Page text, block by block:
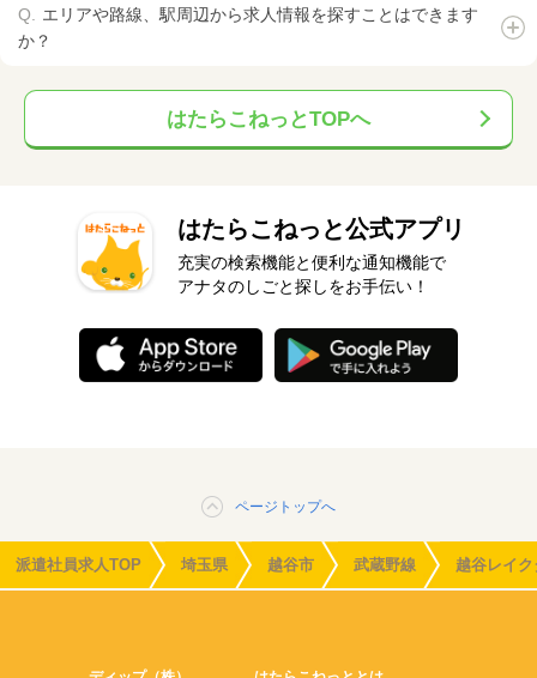
エリアや路線、駅周辺から求人情報を探すことはできます
か？
はたらこねっとTOPへ
はたらこねっと公式アプリ
充実の検索機能と便利な通知機能で
アナタのしごと探しをお手伝い！
ページトップへ
派遣社員求人TOP 埼玉県 越谷市 武蔵野線 越谷レイ